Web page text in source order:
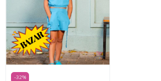
-32%